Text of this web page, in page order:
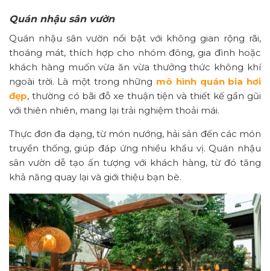
Quán nhậu sân vườn
Quán nhậu sân vườn nổi bật với không gian rộng rãi,
thoáng mát, thích hợp cho nhóm đông, gia đình hoặc
khách hàng muốn vừa ăn vừa thưởng thức không khí
ngoài trời. Là một trong những mô hình quán bia hơi
đẹp, thường có bãi đỗ xe thuận tiện và thiết kế gần gũi
với thiên nhiên, mang lại trải nghiệm thoải mái.
Thực đơn đa dạng, từ món nướng, hải sản đến các món
truyền thống, giúp đáp ứng nhiều khẩu vị. Quán nhậu
sân vườn dễ tạo ấn tượng với khách hàng, từ đó tăng
khả năng quay lại và giới thiệu bạn bè.